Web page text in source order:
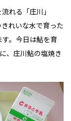
れる「庄川」
きれいな水で育った
。 今日は鮎を育
、庄川鮎の塩焼き